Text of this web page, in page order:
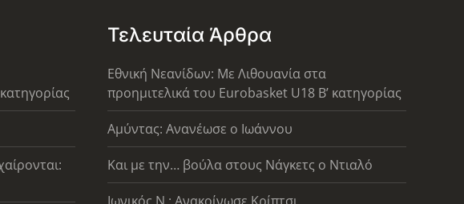
Τελευταία Άρθρα
Εθνική Νεανίδων: Με Λιθουανία στα
προημιτελικά του Eurobasket U18 Β’ κατηγορίας
Αμύντας: Ανανέωσε ο Ιωάννου
Και με την… βούλα στους Νάγκετς ο Ντιαλό